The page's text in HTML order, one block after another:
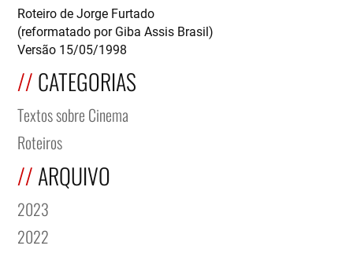
Roteiro de Jorge Furtado
(reformatado por Giba Assis Brasil)
Versão 15/05/1998
CATEGORIAS
Textos sobre Cinema
Roteiros
ARQUIVO
2023
2022